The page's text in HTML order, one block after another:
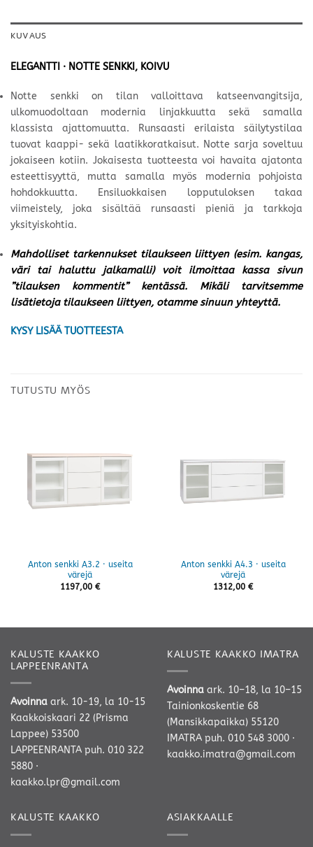
KUVAUS
ELEGANTTI · NOTTE SENKKI, KOIVU
Notte senkki on tilan valloittava katseenvangitsija,
ulkomuodoltaan modernia linjakkuutta sekä samalla
klassista ajattomuutta. Runsaasti erilaista säilytystilaa
tuovat kaappi- sekä laatikkoratkaisut. Notte sarja soveltuu
jokaiseen kotiin. Jokaisesta tuotteesta voi havaita ajatonta
esteettisyyttä, mutta samalla myös modernia pohjoista
hohdokkuutta. Ensiluokkaisen lopputuloksen takaa
viimeistely, joka sisältää runsaasti pieniä ja tarkkoja
yksityiskohtia.
Mahdolliset tarkennukset tilaukseen liittyen (esim. kangas,
väri tai haluttu jalkamalli) voit ilmoittaa kassa sivun
”tilauksen kommentit” kentässä. Mikäli tarvitsemme
lisätietoja tilaukseen liittyen, otamme sinuun yhteyttä.
KYSY LISÄÄ TUOTTEESTA
TUTUSTU MYÖS
Anton senkki A3.2 · useita
värejä
1197,00 €
Anton senkki A4.3 · useita
värejä
1312,00 €
KALUSTE KAAKKO
LAPPEENRANTA
Avoinna ark. 10-19, la 10-15
Kaakkoiskaari 22 (Prisma
Lappee) 53500
LAPPEENRANTA puh. 010 322
5880 ·
kaakko.lpr@gmail.com
KALUSTE KAAKKO IMATRA
Avoinna ark. 10–18, la 10–15
Tainionkoskentie 68
(Mansikkapaikka) 55120
IMATRA puh. 010 548 3000 ·
kaakko.imatra@gmail.com
KALUSTE KAAKKO ASIAKKAALLE